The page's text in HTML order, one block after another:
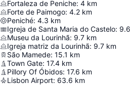
Fortaleza de Peniche: 4 km
Forte de Paimogo: 4.2 km
Peniché: 4.3 km
Igreja de Santa Maria do Castelo: 9.6
Museu da Lourinhã: 9.7 km
Igreja matriz da Lourinhã: 9.7 km
São Mamede: 15.1 km
Town Gate: 17.4 km
Pillory Of Óbidos: 17.6 km
Lisbon Airport: 63.6 km